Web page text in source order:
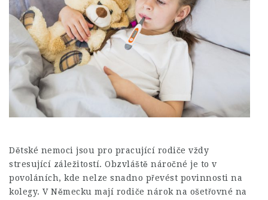
Dětské nemoci jsou pro pracující rodiče vždy
stresující záležitostí. Obzvláště náročné je to v
povoláních, kde nelze snadno převést povinnosti na
kolegy. V Německu mají rodiče nárok na ošetřovné na